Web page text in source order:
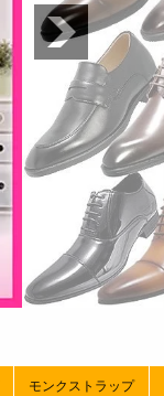
モンクストラップ